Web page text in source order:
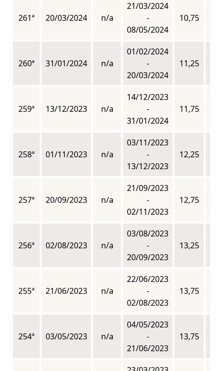
261ª 20/03/2024 n/a
21/03/2024
-
08/05/2024
10,75
260ª 31/01/2024 n/a
01/02/2024
-
20/03/2024
11,25
259ª 13/12/2023 n/a
14/12/2023
-
31/01/2024
11,75
258ª 01/11/2023 n/a
03/11/2023
-
13/12/2023
12,25
257ª 20/09/2023 n/a
21/09/2023
-
02/11/2023
12,75
256ª 02/08/2023 n/a
03/08/2023
-
20/09/2023
13,25
255ª 21/06/2023 n/a
22/06/2023
-
02/08/2023
13,75
254ª 03/05/2023 n/a
04/05/2023
-
21/06/2023
13,75